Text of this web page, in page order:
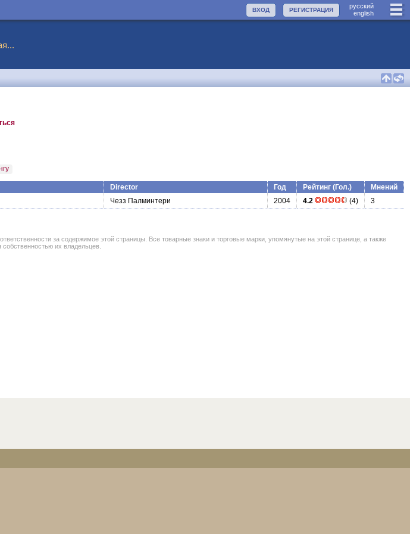
руccкий
english
РЕГИСТРАЦИЯ
ВХОД
Director Год Рейтинг (Гол.)
Мнений
Чезз Палминтери 2004 4.2 (4)
3
за содержимое этой страницы. Все товарные знаки и торговые марки, упомянутые на этой странице, а также
собственностью их владельцев.